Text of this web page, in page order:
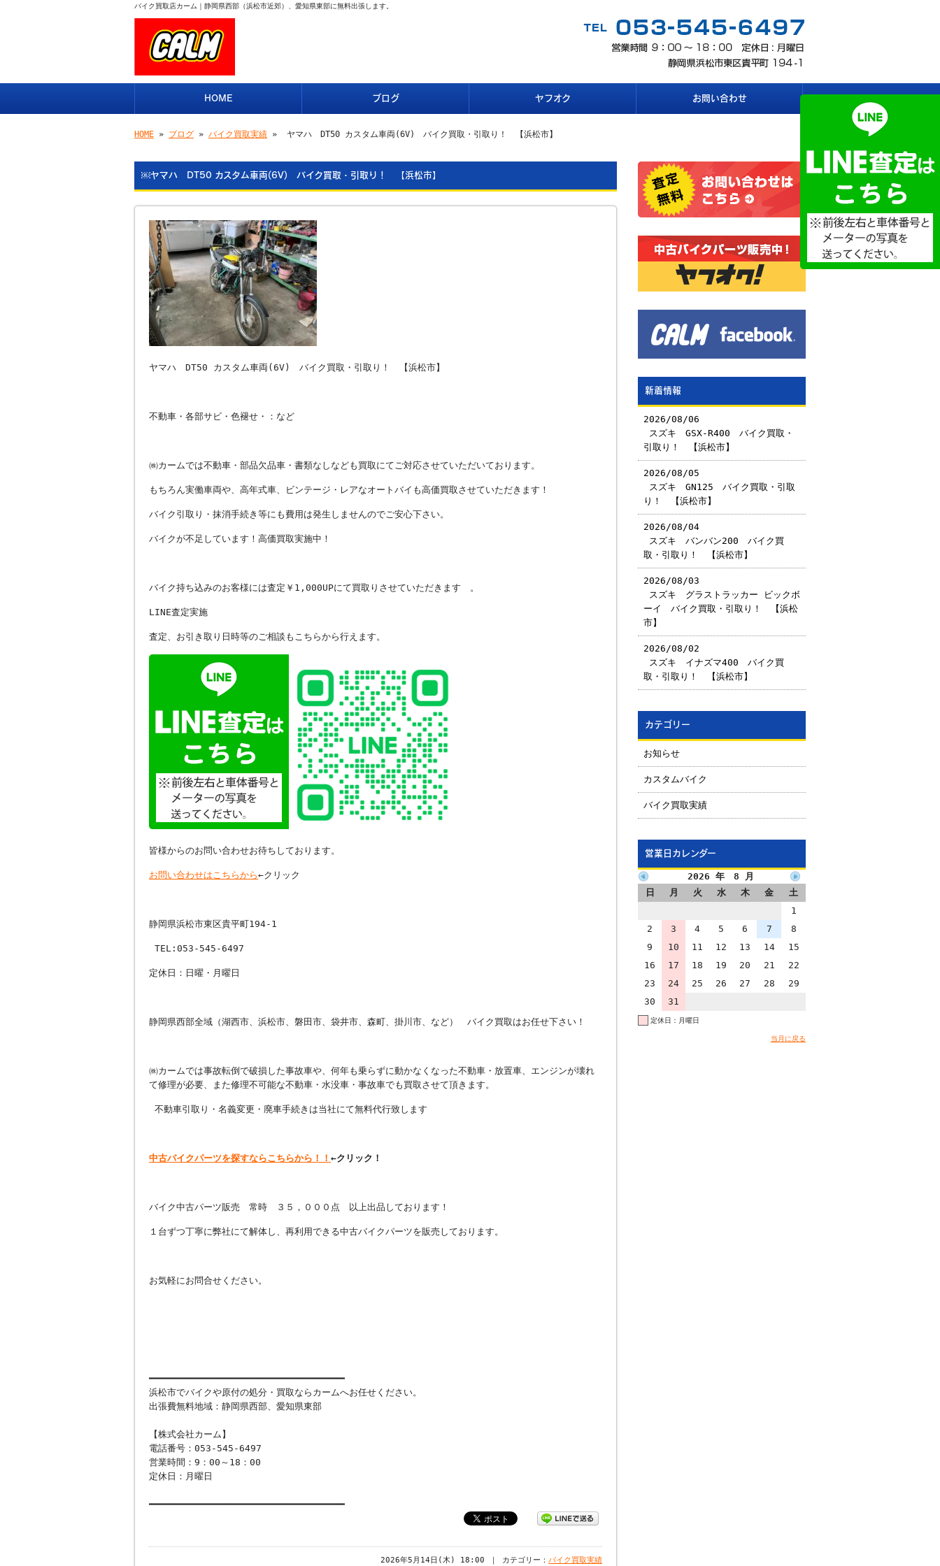
バイク買取店カーム｜静岡県西部（浜松市近郊）、愛知県東部に無料出張します。
HOME ブログ ヤフオク お問い合わせ
HOME » ブログ » バイク買取実績 » ￼ヤマハ DT50 カスタム車両(6V) バイク買取・引取り！ 【浜松市】
￼ヤマハ DT50 カスタム車両(6V) バイク買取・引取り！ 【浜松市】
ヤマハ DT50 カスタム車両(6V) バイク買取・引取り！ 【浜松市】
不動車・各部サビ・色褪せ・：など
㈱カームでは不動車・部品欠品車・書類なしなども買取にてご対応させていただいております。
もちろん実働車両や、高年式車、ビンテージ・レアなオートバイも高価買取させていただきます！
バイク引取り・抹消手続き等にも費用は発生しませんのでご安心下さい。
バイクが不足しています！高価買取実施中！
バイク持ち込みのお客様には査定￥1,000UPにて買取りさせていただきます 。
LINE査定実施
査定、お引き取り日時等のご相談もこちらから行えます。
皆様からのお問い合わせお待ちしております。
お問い合わせはこちらから←クリック
静岡県浜松市東区貴平町194-1
TEL:053-545-6497
定休日：日曜・月曜日
静岡県西部全域（湖西市、浜松市、磐田市、袋井市、森町、掛川市、など） バイク買取はお任せ下さい！
㈱カームでは事故転倒で破損した事故車や、何年も乗らずに動かなくなった不動車・放置車、エンジンが壊れ
て修理が必要、また修理不可能な不動車・水没車・事故車でも買取させて頂きます。
不動車引取り・名義変更・廃車手続きは当社にて無料代行致します
中古バイクパーツを探すならこちらから！！ ←クリック！
バイク中古パーツ販売 常時 ３５，０００点 以上出品しております！
１台ずつ丁寧に弊社にて解体し、再利用できる中古バイクパーツを販売しております。
お気軽にお問合せください。
━━━━━━━━━━━━━━━━━━━━━━━━━━━━━━━━━━━
浜松市でバイクや原付の処分・買取ならカームへお任せください。
出張費無料地域：静岡県西部、愛知県東部
【株式会社カーム】
電話番号：053-545-6497
営業時間：9：00～18：00
定休日：月曜日
━━━━━━━━━━━━━━━━━━━━━━━━━━━━━━━━━━━
2026年5月14日(木) 18:00 ｜ カテゴリー： バイク買取実績
新着情報
2026/08/06
￼スズキ GSX-R400 バイク買取・
引取り！ 【浜松市】
2026/08/05
￼スズキ GN125 バイク買取・引取
り！ 【浜松市】
2026/08/04
￼スズキ バンバン200 バイク買
取・引取り！ 【浜松市】
2026/08/03
￼スズキ グラストラッカー ビックボ
ーイ バイク買取・引取り！ 【浜松
市】
2026/08/02
￼スズキ イナズマ400 バイク買
取・引取り！ 【浜松市】
カテゴリー
お知らせ
カスタムバイク
バイク買取実績
営業日カレンダー
2026 年 8 月
日
月 火 水 木 金
土
1
2
3 4 5 6 7
8
9
10 11 12 13 14
15
16
17 18 19 20 21
22
23
24 25 26 27 28
29
30
31
定休日：月曜日
当月に戻る